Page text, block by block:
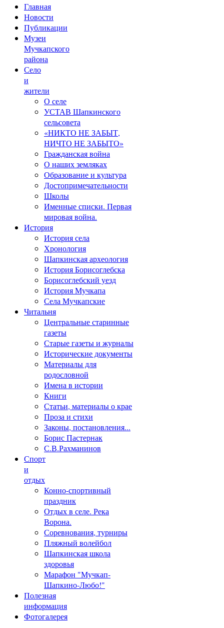
Главная
Новости
Публикации
Музеи
Мучкапского
района
Село
и
жители
О селе
УСТАВ Шапкинского
сельсовета
«НИКТО НЕ ЗАБЫТ,
НИЧТО НЕ ЗАБЫТО»
Гражданская война
О наших земляках
Образование и культура
Достопримечательности
Школы
Именные списки. Первая
мировая война.
История
История села
Хронология
Шапкинская археология
История Борисоглебска
Борисоглебский уезд
История Мучкапа
Села Мучкапские
Читальня
Центральные старинные
газеты
Старые газеты и журналы
Исторические документы
Материалы для
родословной
Имена в истории
Книги
Статьи, материалы о крае
Проза и стихи
Законы, постановления...
Борис Пастернак
С.В.Рахманинов
Спорт
и
отдых
Конно-спортивный
праздник
Отдых в селе. Река
Ворона.
Соревнования, турниры
Пляжный волейбол
Шапкинская школа
здоровья
Марафон "Мучкап-
Шапкино-Любо!"
Полезная
информация
Фотогалерея